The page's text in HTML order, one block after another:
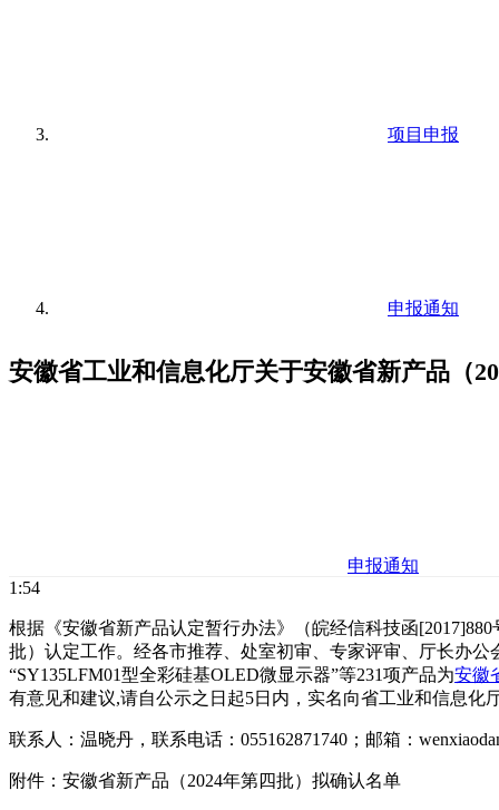
项目申报
申报通知
安徽省工业和信息化厅关于安徽省新产品（
申报通知
1:54
根据《安徽省新产品认定暂行办法》（皖经信科技函
批）认定工作。经各市推荐、处室初审、专家评审、厅长办
“SY135LFM01型全彩硅基OLED微显示器”等231项产品为安徽
有意见和建议,请自公示之日起5日内，实名向省工业和信息化
联系人：温晓丹，联系电话：055162871740；邮箱：
附件：安徽省新产品（2024年第四批）拟确认名单